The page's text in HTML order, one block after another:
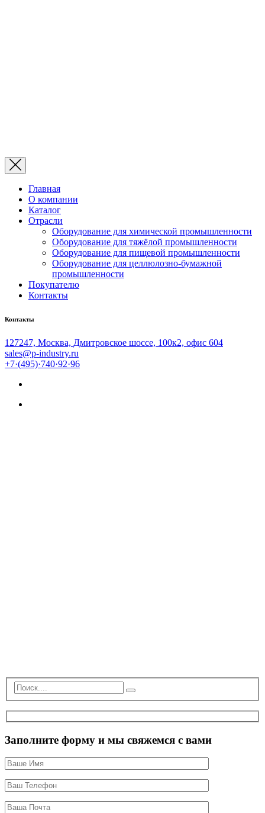
Главная
О компании
Каталог
Отрасли
Оборудование для химической промышленности
Оборудование для тяжёлой промышленности
Оборудование для пищевой промышленности
Оборудование для целлюлозно-бумажной
промышленности
Покупателю
Контакты
Контакты
127247, Москва, Дмитровское шоссе, 100к2, офис 604
sales@p-industry.ru
+7·(495)·740·92·96
Заполните форму и мы свяжемся с вами